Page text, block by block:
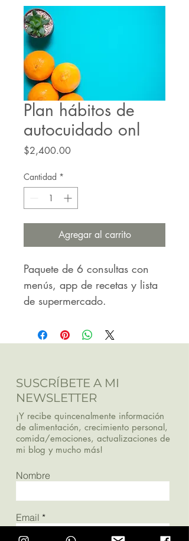
Plan hábitos de
autocuidado onl
$2,400.00Precio
Cantidad *
Agregar al carrito
Paquete de 6 consultas con
menús, app de recetas y lista
de supermercado.
SUSCRÍBETE A MI
NEWSLETTER
¡Y recibe quincenalmente información
de alimentación, crecimiento personal,
comida/emociones, actualizaciones de
mi blog y mucho más!
Nombre
Email